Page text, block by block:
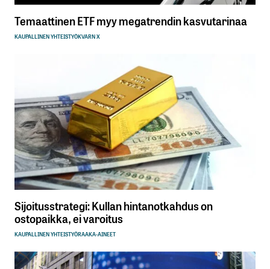
Temaattinen ETF myy megatrendin kasvutarinaa
KAUPALLINEN YHTEISTYÖKVARN X
Sijoitusstrategi: Kullan hintanotkahdus on
ostopaikka, ei varoitus
KAUPALLINEN YHTEISTYÖRAAKA-AINEET